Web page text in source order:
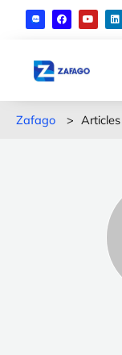
Zafago >